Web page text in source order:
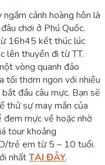
cảnh hoàng hôn là
chơi ở Phú Quốc.
16h45 kết thúc lúc
lên thuyền đi từ TT.
vòng quanh đảo
tối thơm ngon với nhiều
đầu câu mực. Bạn sẽ
thử sự may mắn của
đem mực về hoặc nhờ
tour khoảng
trẻ em từ 5 – 10 tuổi.
nhấtTẠI ĐÂY.